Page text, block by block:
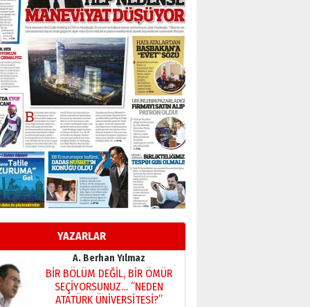
YAZARLAR
BİR BÖLÜM DEĞİL, BİR ÖMÜR
SEÇİYORSUNUZ… “NEDEN
ATATÜRK ÜNİVERSİTESİ?”
28 Temmuz 2026 Salı
Ahmet Gökhan YAZICI
Ahmed Yesevi’den bir
Alperen… ”Reisimiz” idi…
Hakka yürüdü.!
26 Mart 2026 Perşembe
Cem Bakırcı
Ardında bıraktığı hatıralarıyla
gönül adamı Faruk Terzioğlu!
13 Mayıs 2026 Çarşamba
Esat BİNDESEN
Başkan Sekmen’den Erzurum’a
bir vizyon proje daha!
02 Ağustos 2026 Pazar
Kadir SABUNCUOĞLU
Erzurumspor’un köşe taşları
29 Haziran 2026 Pazartesi